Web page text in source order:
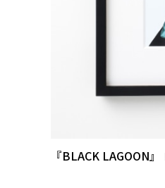
『BLACK LAGOON